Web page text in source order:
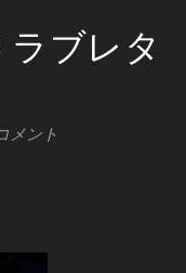
ブレタ
メント